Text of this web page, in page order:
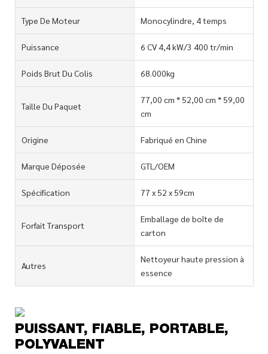
Type De Moteur Monocylindre, 4 temps
Puissance 6 CV 4,4 kW/3 400 tr/min
Poids Brut Du Colis 68.000kg
Taille Du Paquet
77,00 cm * 52,00 cm * 59,00
cm
Origine Fabriqué en Chine
Marque Déposée GTL/OEM
Spécification 77 x 52 x 59cm
Forfait Transport
Emballage de boîte de
carton
Autres
Nettoyeur haute pression à
essence
PUISSANT, FIABLE, PORTABLE,
POLYVALENT